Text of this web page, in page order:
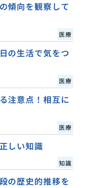
傾向を観察して
医療
の生活で気をつ
医療
注意点！相互に
医療
しい知識
知識
の歴史的推移を